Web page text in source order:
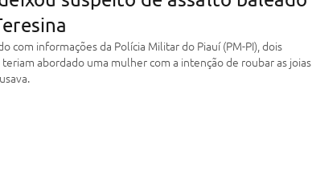
com informações da Polícia Militar do Piauí (PM-PI), dois
abordado uma mulher com a intenção de roubar as joias